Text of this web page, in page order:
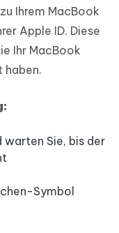
Ihrem MacBook
Apple ID. Diese
Ihr MacBook
haben.
warten Sie, bis der
Symbol